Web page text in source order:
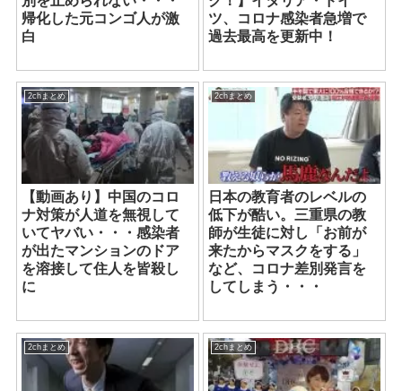
帰化した元コンゴ人が激
白
ツ、コロナ感染者急増で
過去最高を更新中！
2chまとめ
【動画あり】中国のコロ
ナ対策が人道を無視して
いてヤバい・・・感染者
が出たマンションのドア
を溶接して住人を皆殺し
に
2chまとめ
日本の教育者のレベルの
低下が酷い。三重県の教
師が生徒に対し「お前が
来たからマスクをする」
など、コロナ差別発言を
してしまう・・・
2chまとめ 2chまとめ